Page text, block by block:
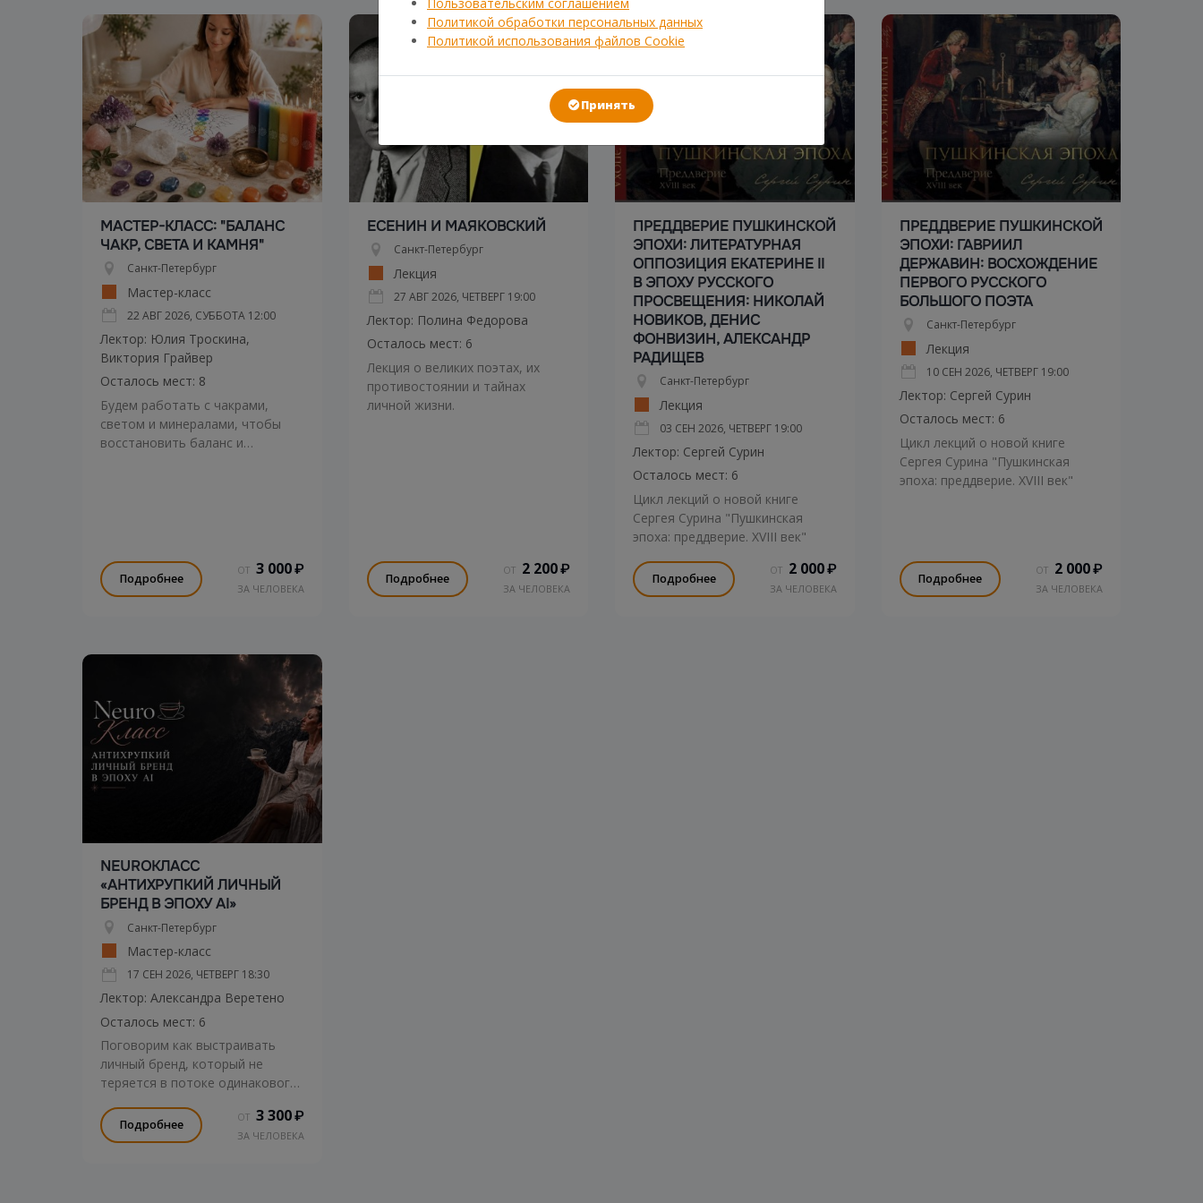
МАСТЕР-КЛАСС: "БАЛАНС
ЧАКР, СВЕТА И КАМНЯ"
Санкт-Петербург
Мастер-класс
22 АВГ 2026, СУББОТА 12:00
Лектор: Юлия Троскина,
Виктория Грайвер
Осталось мест: 8
Будем работать с чакрами,
светом и минералами, чтобы
восстановить баланс и
Подробнее
ОТ 3 000₽
ЗА ЧЕЛОВЕКА
ЕСЕНИН И МАЯКОВСКИЙ
Санкт-Петербург
Лекция
27 АВГ 2026, ЧЕТВЕРГ 19:00
Лектор: Полина Федорова
Осталось мест: 6
Лекция о великих поэтах, их
противостоянии и тайнах
личной жизни.
Подробнее
ОТ 2 200₽
ЗА ЧЕЛОВЕКА
ПРЕДДВЕРИЕ ПУШКИНСКОЙ
ЭПОХИ: ЛИТЕРАТУРНАЯ
ОППОЗИЦИЯ ЕКАТЕРИНЕ II
В ЭПОХУ РУССКОГО
ПРОСВЕЩЕНИЯ: НИКОЛАЙ
НОВИКОВ, ДЕНИС
ФОНВИЗИН, АЛЕКСАНДР
РАДИЩЕВ
Санкт-Петербург
Лекция
03 СЕН 2026, ЧЕТВЕРГ 19:00
Лектор: Сергей Сурин
Осталось мест: 6
Цикл лекций о новой книге
Сергея Сурина "Пушкинская
эпоха: преддверие. XVIII век"
Подробнее
ОТ 2 000₽
ЗА ЧЕЛОВЕКА
ПРЕДДВЕРИЕ ПУШКИНСКОЙ
ЭПОХИ: ГАВРИИЛ
ДЕРЖАВИН: ВОСХОЖДЕНИЕ
ПЕРВОГО РУССКОГО
БОЛЬШОГО ПОЭТА
Санкт-Петербург
Лекция
10 СЕН 2026, ЧЕТВЕРГ 19:00
Лектор: Сергей Сурин
Осталось мест: 6
Цикл лекций о новой книге
Сергея Сурина "Пушкинская
эпоха: преддверие. XVIII век"
Подробнее
ОТ 2 000₽
ЗА ЧЕЛОВЕКА
NEUROКЛАСС
«АНТИХРУПКИЙ ЛИЧНЫЙ
БРЕНД В ЭПОХУ AI»
Санкт-Петербург
Мастер-класс
17 СЕН 2026, ЧЕТВЕРГ 18:30
Лектор: Александра Веретено
Осталось мест: 6
Поговорим как выстраивать
личный бренд, который не
теряется в потоке одинакового
глубоким и устойчивым к
изменениям.
Подробнее
ОТ 3 300₽
ЗА ЧЕЛОВЕКА
Политикой обработки персональных данных
Политикой использования файлов Cookie
Принять